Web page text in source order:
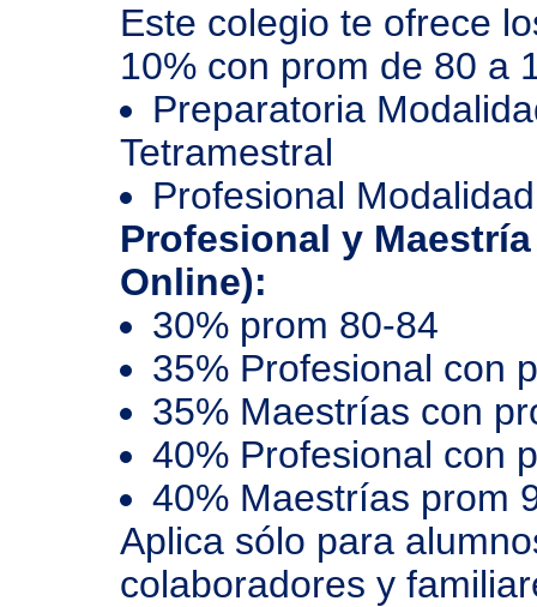
Este colegio te ofrece
10% con prom de 80 a
Preparatoria
Tetramestral
Profesional
Profesional y
Online):
30% prom 80-84
35% Profesional con
35% Maestrías con
40% Profesional con
40% Maestrías prom
Aplica sólo para
colaboradores y